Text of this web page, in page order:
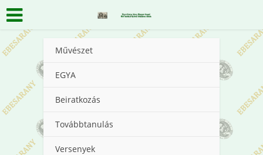
Művészet
EGYA
Beiratkozás
Továbbtanulás
Versenyek